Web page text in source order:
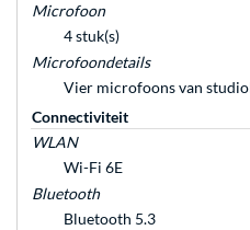
Microfoon
4 stuk(s)
Microfoondetails
Vier microfoons van
Connectiviteit
WLAN
Wi-Fi 6E
Bluetooth
Bluetooth 5.3